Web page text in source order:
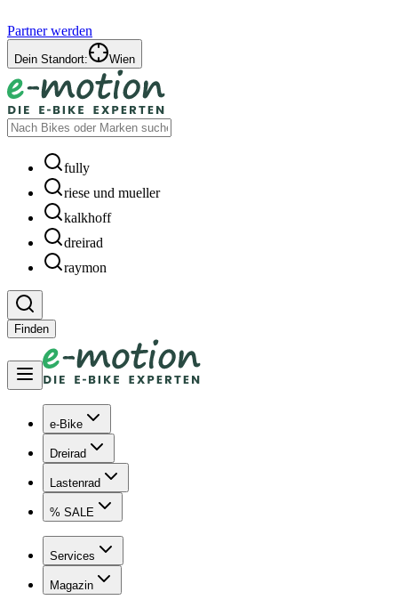
Partner werden
Dein Standort: Wien
fully
riese und mueller
kalkhoff
dreirad
raymon
Finden
e-Bike
Dreirad
Lastenrad
% SALE
Services
Magazin